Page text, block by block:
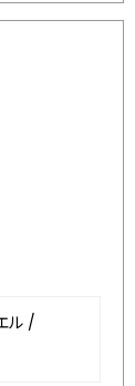
ル /